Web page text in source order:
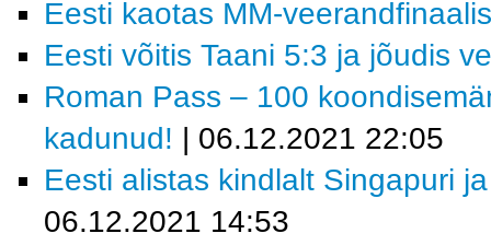
Eesti kaotas MM-
Eesti võitis Taani 5:3 ja jõudis
Roman Pass – 100
kadunud! | 06.12.2021 22:05
Eesti alistas kindlalt Singapuri
06.12.2021 14:53